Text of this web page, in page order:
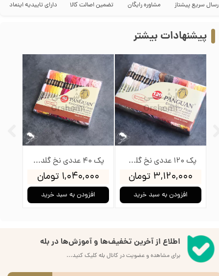
تضمین اصالت کالا مشاوره رایگان سریع پیشتاز دارای تاییدیه اینماد
پک 40 عددی نخ گلدوزی پنگوئن
۱,۰۴۰,۰۰۰ تومان
افزودن به سبد خرید
پک 120 عددی نخ گلدوزی پنگوئن
۳,۱۲۰,۰۰۰ تومان
افزودن به سبد خرید
پیشنهادات بیشتر
اطلاع از آخرین تخفیف‌ها و آموزش‌ها در بله
برای مشاهده و عضویت در کانال بله کلیک کنید...